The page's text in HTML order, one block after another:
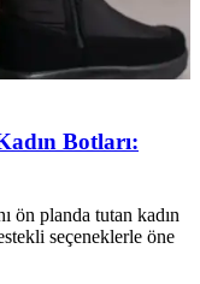
Botları:
ön planda tutan kadın
seçeneklerle öne